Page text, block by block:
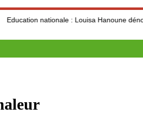
: Louisa Hanoune dénonce les